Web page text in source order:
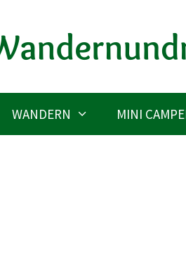
WANDERN MINI